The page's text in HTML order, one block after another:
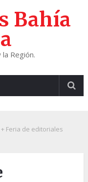
Bahía
la Región.
+ Feria de editoriales